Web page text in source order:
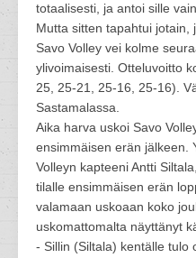
totaalisesti, ja antoi sille
Mutta sitten tapahtui jotain,
Savo Volley vei kolme
ylivoimaisesti. Otteluvoitto
25, 25-21, 25-16, 25-16).
Sastamalassa.
Aika harva uskoi Savo
ensimmäisen erän jälkeen.
Volleyn kapteeni Antti
tilalle ensimmäisen erän
valamaan uskoaan koko
uskomattomalta näyttänyt
- Sillin (Siltala) kentälle tulo